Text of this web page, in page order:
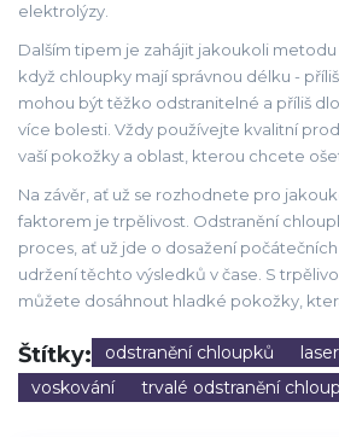
elektrolýzy.
Dalším tipem je zahájit jakoukoli
když chloupky mají správnou délku -
mohou být těžko odstranitelné a příliš
více bolesti. Vždy používejte kvalitní
vaší pokožky a oblast, kterou chcete
Na závěr, ať už se rozhodnete pro
faktorem je trpělivost. Odstranění
proces, ať už jde o dosažení
udržení těchto výsledků v čase. S
můžete dosáhnout hladké pokožky,
Štítky: odstranění chloupků
voskování
trvalé odstranění